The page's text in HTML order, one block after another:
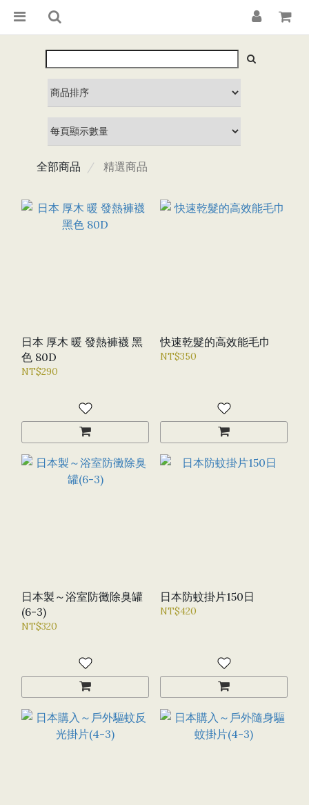
全部商品 精選商品
日本 厚木 暖 發熱褲襪 黑
色 80D
NT$290
快速乾髮的高效能毛巾
NT$350
日本製～浴室防黴除臭罐
(6-3)
NT$320
日本防蚊掛片150日
NT$420